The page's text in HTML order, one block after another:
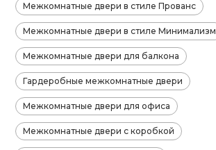
Межкомнатные двери в стиле Прованс
Межкомнатные двери в стиле Минимализм
Межкомнатные двери для балкона
Гардеробные межкомнатные двери
Межкомнатные двери для офиса
Межкомнатные двери с коробкой